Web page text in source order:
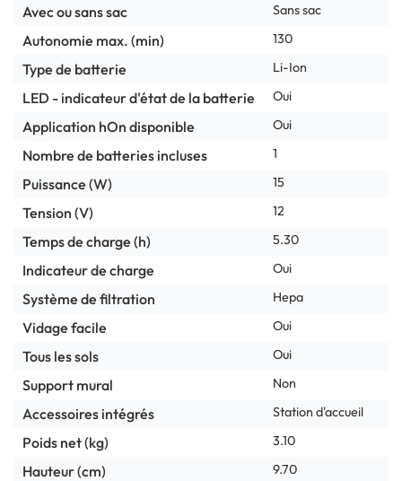
Avec ou sans sac Sans sac
Autonomie max. (min) 130
Type de batterie Li-Ion
LED - indicateur d'état de la batterie Oui
Application hOn disponible Oui
Nombre de batteries incluses 1
Puissance (W) 15
Tension (V) 12
Temps de charge (h) 5.30
Indicateur de charge Oui
Système de filtration Hepa
Vidage facile Oui
Tous les sols Oui
Support mural Non
Accessoires intégrés Station d'accueil
Poids net (kg) 3.10
Hauteur (cm) 9.70